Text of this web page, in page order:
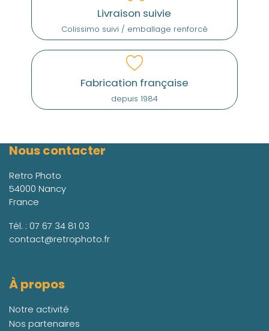
Livraison suivie
Colissimo suivi / emballage renforcé
Fabrication française
depuis 1984
Nous contacter
Retro Photo
54000 Nancy
France
Tél. : 07 67 34 81 03
contact@retrophoto.fr
À propos
Notre activité
Nos partenaires